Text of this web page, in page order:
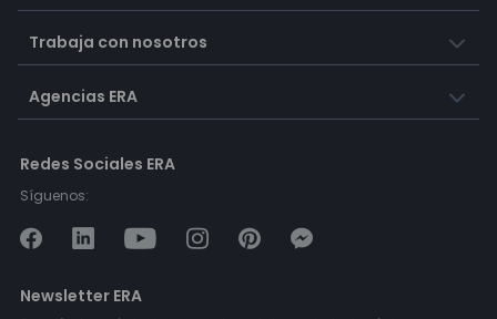
Trabaja con nosotros
Agencias ERA
Redes Sociales ERA
Síguenos:
Newsletter ERA